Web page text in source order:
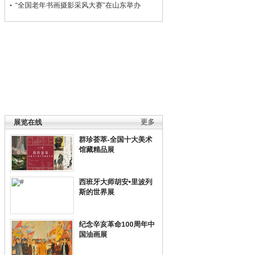
“全国老年书画摄影采风大赛”在山东举办
更多
展览在线
群珍荟萃-全国十大美术
馆藏精品展
西班牙大师胡安•里波列
斯的世界展
纪念辛亥革命100周年中
国油画展